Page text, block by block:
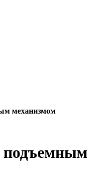
механизмом
подъемным